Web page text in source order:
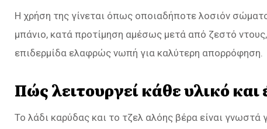
Η χρήση της γίνεται όπως οποιαδήποτε λοσιόν
μπάνιο, κατά προτίμηση αμέσως μετά από ζεστό
επιδερμίδα ελαφρώς νωπή για καλύτερη απορρόφηση.
Πώς λειτουργεί κάθε υλικό
Το λάδι καρύδας και το τζελ αλόης βέρα είναι γνωστά